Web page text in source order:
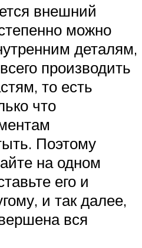
внешний
можно
деталям,
производить
то есть
что
Поэтому
на одном
его и
и так далее,
вся